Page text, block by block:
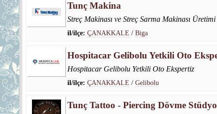
Tunç Makina
Streç Makinası ve Streç Sarma Makinası Üretimi
il/ilçe: ÇANAKKALE / Biga
Hospitacar Gelibolu Yetkili Oto
Hospitacar Gelibolu Yetkili Oto Ekspertiz
il/ilçe: ÇANAKKALE / Gelibolu
Tunç Tattoo - Piercing Dövme